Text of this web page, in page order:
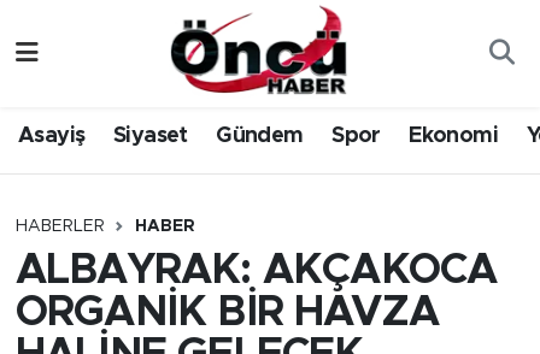
Asayiş Siyaset Gündem Spor Ekonomi
HABERLER HABER
ALBAYRAK: AKÇAKOCA
ORGANİK BİR HAVZA
Gündem
Spor
Siyaset
Düzce Nöbetçi Eczaneler
Düzce Hava Durumu
Düzce Trafik Yoğunluk Haritası
Süper Lig Puan Durumu ve Fikstür